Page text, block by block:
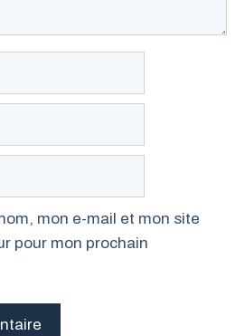
mon e-mail et mon site
pour mon prochain